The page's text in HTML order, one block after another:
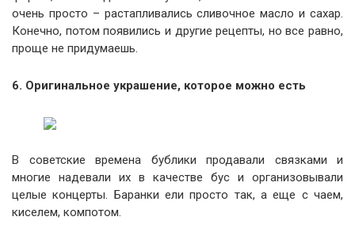
очень просто – растапливались сливочное масло и сахар.
Конечно, потом появились и другие рецепты, но все равно,
проще не придумаешь.
6. Оригинальное украшение, которое можно есть
В советские времена бублики продавали связками и
многие надевали их в качестве бус и организовывали
целые концерты. Баранки ели просто так, а еще с чаем,
киселем, компотом.